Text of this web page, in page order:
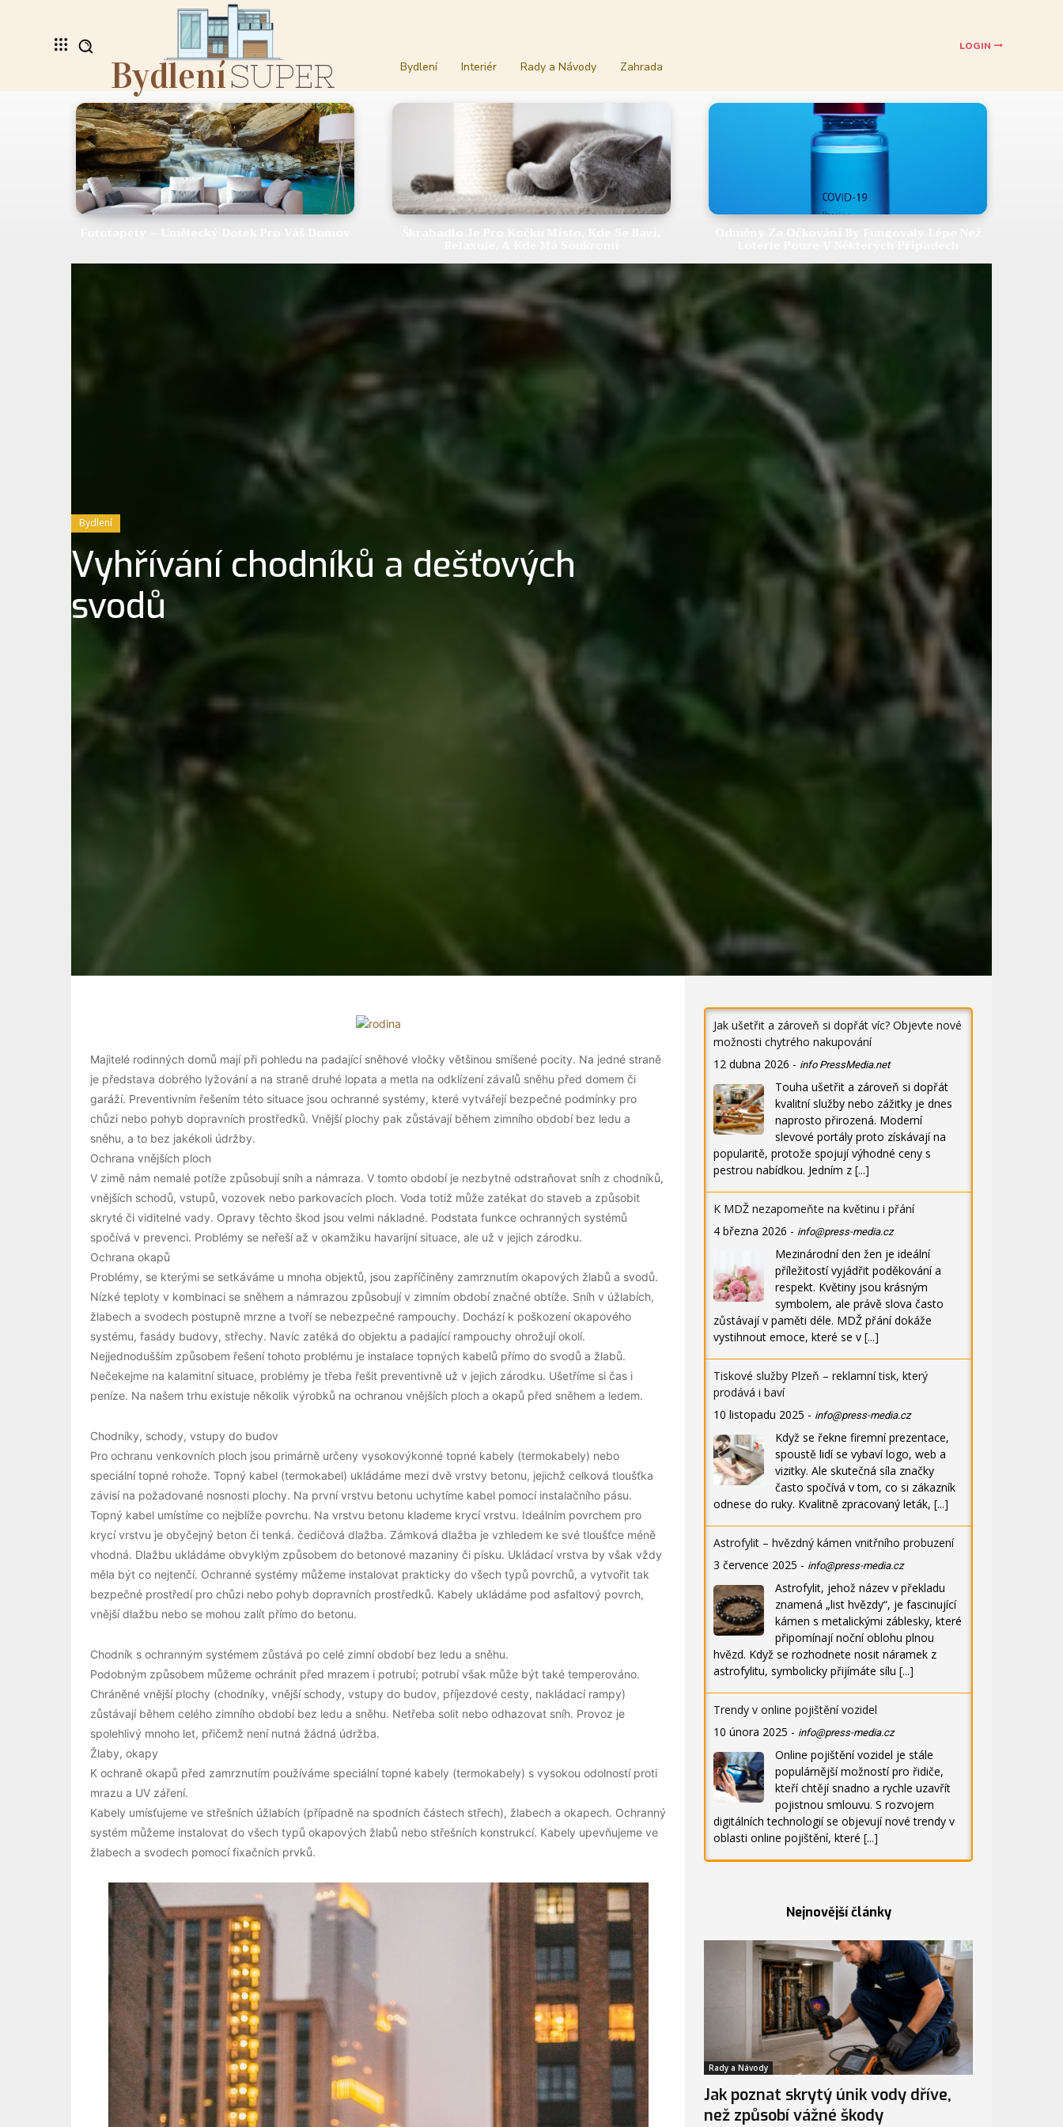
BydleníSUPER Bydlení Interiér Rady a Návody Zahrada
LOGIN
Bydlení
Vyhřívání chodníků a dešťových
svodů
Majitelé rodinných domů mají při pohledu na padající sněhové vločky většinou smíšené pocity. Na jedné straně
je představa dobrého lyžování a na straně druhé lopata a metla na odklízení závalů sněhu před domem či
garáží. Preventivním řešením této situace jsou ochranné systémy, které vytvářejí bezpečné podmínky pro
chůzi nebo pohyb dopravních prostředků. Vnější plochy pak zůstávají během zimního období bez ledu a
sněhu, a to bez jakékoli údržby.
Ochrana vnějších ploch
V zimě nám nemalé potíže způsobují sníh a námraza. V tomto období je nezbytné odstraňovat sníh z chodníků,
vnějších schodů, vstupů, vozovek nebo parkovacích ploch. Voda totiž může zatékat do staveb a způsobit
skryté či viditelné vady. Opravy těchto škod jsou velmi nákladné. Podstata funkce ochranných systémů
spočívá v prevenci. Problémy se neřeší až v okamžiku havarijní situace, ale už v jejich zárodku.
Ochrana okapů
Problémy, se kterými se setkáváme u mnoha objektů, jsou zapříčiněny zamrznutím okapových žlabů a svodů.
Nízké teploty v kombinaci se sněhem a námrazou způsobují v zimním období značné obtíže. Sníh v úžlabích,
žlabech a svodech postupně mrzne a tvoří se nebezpečné rampouchy. Dochází k poškození okapového
systému, fasády budovy, střechy. Navíc zatéká do objektu a padající rampouchy ohrožují okolí.
Nejjednodušším způsobem řešení tohoto problému je instalace topných kabelů přímo do svodů a žlabů.
Nečekejme na kalamitní situace, problémy je třeba řešit preventivně už v jejich zárodku. Ušetříme si čas i
peníze. Na našem trhu existuje několik výrobků na ochranou vnějších ploch a okapů před sněhem a ledem.
Chodníky, schody, vstupy do budov
Pro ochranu venkovních ploch jsou primárně určeny vysokovýkonné topné kabely (termokabely) nebo
speciální topné rohože. Topný kabel (termokabel) ukládáme mezi dvě vrstvy betonu, jejichž celková tloušťka
závisí na požadované nosnosti plochy. Na první vrstvu betonu uchytíme kabel pomocí instalačního pásu.
Topný kabel umístíme co nejblíže povrchu. Na vrstvu betonu klademe krycí vrstvu. Ideálním povrchem pro
krycí vrstvu je obyčejný beton či tenká. čedičová dlažba. Zámková dlažba je vzhledem ke své tloušťce méně
vhodná. Dlažbu ukládáme obvyklým způsobem do betonové mazaniny či písku. Ukládací vrstva by však vždy
měla být co nejtenčí. Ochranné systémy můžeme instalovat prakticky do všech typů povrchů, a vytvořit tak
bezpečné prostředí pro chůzi nebo pohyb dopravních prostředků. Kabely ukládáme pod asfaltový povrch,
vnější dlažbu nebo se mohou zalít přímo do betonu.
Chodník s ochranným systémem zůstává po celé zimní období bez ledu a sněhu.
Podobným způsobem můžeme ochránit před mrazem i potrubí; potrubí však může být také temperováno.
Chráněné vnější plochy (chodníky, vnější schody, vstupy do budov, příjezdové cesty, nakládací rampy)
zůstávají během celého zimního období bez ledu a sněhu. Netřeba solit nebo odhazovat sníh. Provoz je
spolehlivý mnoho let, přičemž není nutná žádná údržba.
Žlaby, okapy
K ochraně okapů před zamrznutím používáme speciální topné kabely (termokabely) s vysokou odolností proti
mrazu a UV záření.
Kabely umísťujeme ve střešních úžlabích (případně na spodních částech střech), žlabech a okapech. Ochranný
systém můžeme instalovat do všech typů okapových žlabů nebo střešních konstrukcí. Kabely upevňujeme ve
žlabech a svodech pomocí fixačních prvků.
Jak ušetřit a zároveň si dopřát víc? Objevte nové
možnosti chytrého nakupování
12 dubna 2026 - info PressMedia.net
Touha ušetřit a zároveň si dopřát
kvalitní služby nebo zážitky je dnes
naprosto přirozená. Moderní
slevové portály proto získávají na
popularitě, protože spojují výhodné ceny s
pestrou nabídkou. Jedním z [...]
K MDŽ nezapomeňte na květinu i přání
4 března 2026 - info@press-media.cz
Mezinárodní den žen je ideální
příležitostí vyjádřit poděkování a
respekt. Květiny jsou krásným
symbolem, ale právě slova často
zůstávají v paměti déle. MDŽ přání dokáže
vystihnout emoce, které se v [...]
Tiskové služby Plzeň – reklamní tisk, který
prodává i baví
10 listopadu 2025 - info@press-media.cz
Když se řekne firemní prezentace,
spoustě lidí se vybaví logo, web a
vizitky. Ale skutečná síla značky
často spočívá v tom, co si zákazník
odnese do ruky. Kvalitně zpracovaný leták, [...]
Astrofylit – hvězdný kámen vnitřního probuzení
3 července 2025 - info@press-media.cz
Astrofylit, jehož název v překladu
znamená „list hvězdy“, je fascinující
kámen s metalickými záblesky, které
připomínají noční oblohu plnou
hvězd. Když se rozhodnete nosit náramek z
astrofylitu, symbolicky přijímáte sílu [...]
Trendy v online pojištění vozidel
10 února 2025 - info@press-media.cz
Online pojištění vozidel je stále
populárnější možností pro řidiče,
kteří chtějí snadno a rychle uzavřít
pojistnou smlouvu. S rozvojem
digitálních technologií se objevují nové trendy v
oblasti online pojištění, které [...]
Nejnovější články
Rady a Návody
Jak poznat skrytý únik vody dříve,
než způsobí vážné škody